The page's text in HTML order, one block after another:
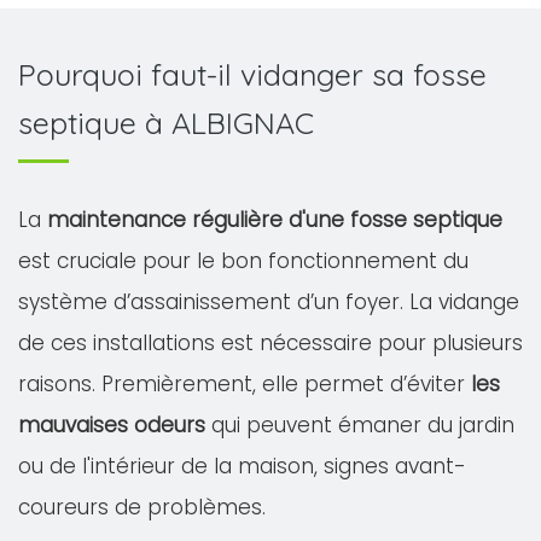
Pourquoi faut-il vidanger sa fosse
septique à ALBIGNAC
La maintenance régulière d'une fosse septique
est cruciale pour le bon fonctionnement du
système d’assainissement d’un foyer. La vidange
de ces installations est nécessaire pour plusieurs
raisons. Premièrement, elle permet d’éviter les
mauvaises odeurs qui peuvent émaner du jardin
ou de l'intérieur de la maison, signes avant-
coureurs de problèmes.